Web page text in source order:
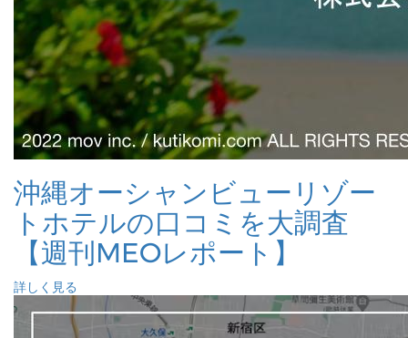
沖縄オーシャンビューリゾー
トホテルの口コミを大調査
【週刊MEOレポート】
詳しく見る